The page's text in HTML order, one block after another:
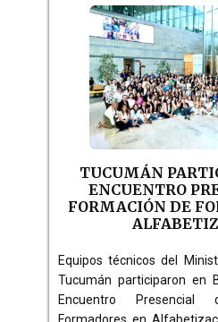
TUCUMÁN
ENCUENTRO
FORMACIÓN DE
Equipos técnicos del
Tucumán participaron en
Encuentro